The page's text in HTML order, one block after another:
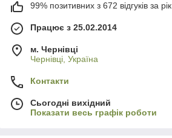
99% позитивних з 672 відгуків за рік
Працює з 25.02.2014
м. Чернівці
Чернівці, Україна
Контакти
Сьогодні вихідний
Показати весь графік роботи